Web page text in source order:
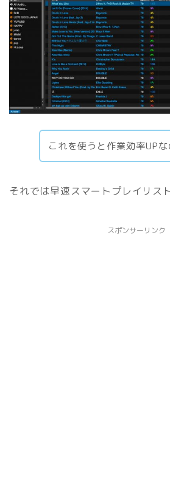
これを使うと作業効率UPな
それでは早速スマートプレイリス
スポンサーリンク